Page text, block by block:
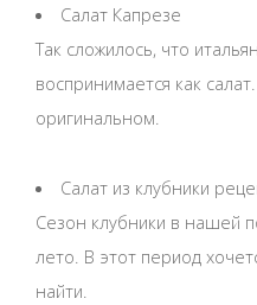
Салат Капрезе
Так сложилось, что
воспринимается как
оригинальном.
Салат из клубники
Сезон клубники в нашей
лето. В этот период
найти.